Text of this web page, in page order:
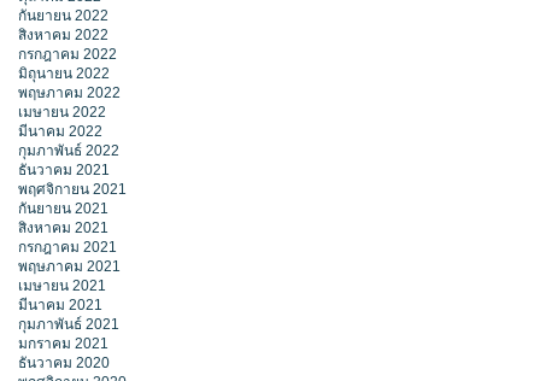
กันยายน 2022
สิงหาคม 2022
กรกฎาคม 2022
มิถุนายน 2022
พฤษภาคม 2022
เมษายน 2022
มีนาคม 2022
กุมภาพันธ์ 2022
ธันวาคม 2021
พฤศจิกายน 2021
กันยายน 2021
สิงหาคม 2021
กรกฎาคม 2021
พฤษภาคม 2021
เมษายน 2021
มีนาคม 2021
กุมภาพันธ์ 2021
มกราคม 2021
ธันวาคม 2020